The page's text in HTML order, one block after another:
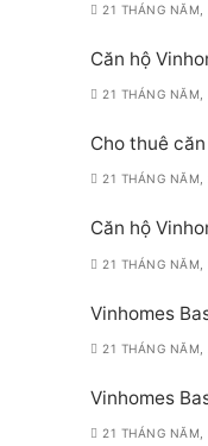
21 THÁNG
Căn hộ
21 THÁNG
Cho thuê
21 THÁNG NĂM,
Căn hộ
21 THÁNG
Vinhomes
21 THÁNG
Vinhomes
21 THÁNG NĂM,